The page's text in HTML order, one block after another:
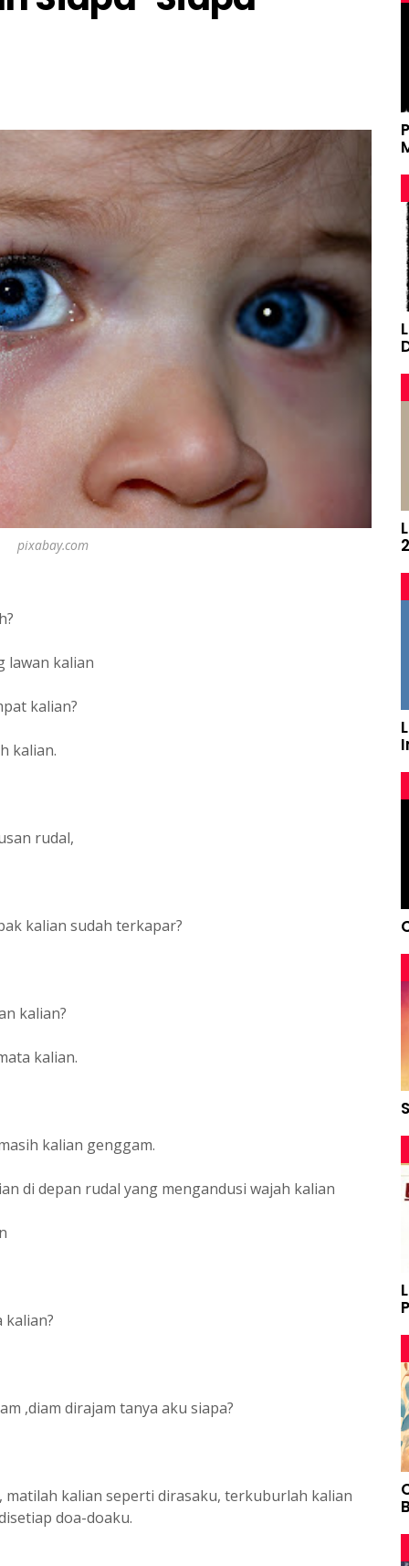
pixabay.com
lawan kalian
kalian?
kalian.
rudal,
kalian sudah terkapar?
kalian?
kalian.
kalian genggam.
di depan rudal yang mengandusi wajah kalian
,diam dirajam tanya aku siapa?
matilah kalian seperti dirasaku, terkuburlah kalian
doa-doaku.